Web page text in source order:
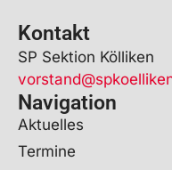
Kontakt
SP Sektion Kölliken
Navigation
Aktuelles
Termine